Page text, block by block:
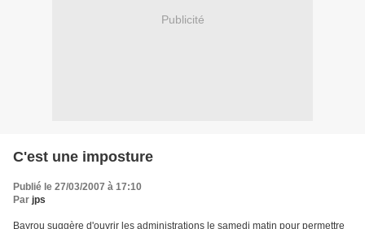
Publicité
C'est une imposture
Publié le 27/03/2007 à 17:10
Par jps
Bayrou suggère d'ouvrir les administrations le samedi matin pour permettre